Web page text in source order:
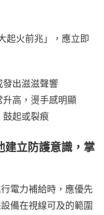
起火前兆」，應立即
發出滋滋聲響
高，燙手感明顯
鼓起或裂痕
建立防護意識，掌
電力補給時，應優先
備在視線可及的範圍